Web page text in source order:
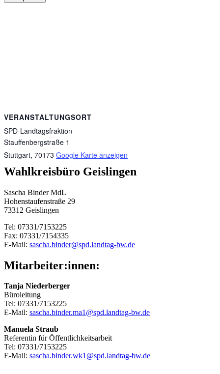
VERANSTALTUNGSORT
SPD-Landtagsfraktion
Stauffenbergstraße 1
Stuttgart, 70173 Google Karte anzeigen
Wahlkreisbüro Geislingen
Sascha Binder MdL
Hohenstaufenstraße 29
73312 Geislingen
Tel: 07331/7153225
Fax: 07331/7154335
E-Mail: sascha.binder@spd.landtag-bw.de
Mitarbeiter:innen:
Tanja Niederberger
Büroleitung
Tel: 07331/7153225
E-Mail: sascha.binder.ma1@spd.landtag-bw.de
Manuela Straub
Referentin für Öffentlichkeitsarbeit
Tel: 07331/7153225
E-Mail: sascha.binder.wk1@spd.landtag-bw.de